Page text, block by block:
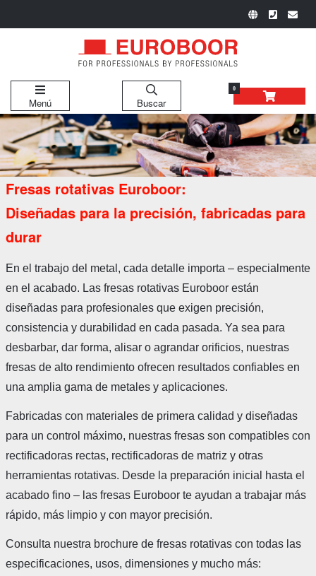
Menú Buscar
0
Fresas rotativas Euroboor:
Diseñadas para la precisión, fabricadas para
durar
En el trabajo del metal, cada detalle importa – especialmente
en el acabado. Las fresas rotativas Euroboor están
diseñadas para profesionales que exigen precisión,
consistencia y durabilidad en cada pasada. Ya sea para
desbarbar, dar forma, alisar o agrandar orificios, nuestras
fresas de alto rendimiento ofrecen resultados confiables en
una amplia gama de metales y aplicaciones.
Fabricadas con materiales de primera calidad y diseñadas
para un control máximo, nuestras fresas son compatibles con
rectificadoras rectas, rectificadoras de matriz y otras
herramientas rotativas. Desde la preparación inicial hasta el
acabado fino – las fresas Euroboor te ayudan a trabajar más
rápido, más limpio y con mayor precisión.
Consulta nuestra brochure de fresas rotativas con todas las
especificaciones, usos, dimensiones y mucho más: